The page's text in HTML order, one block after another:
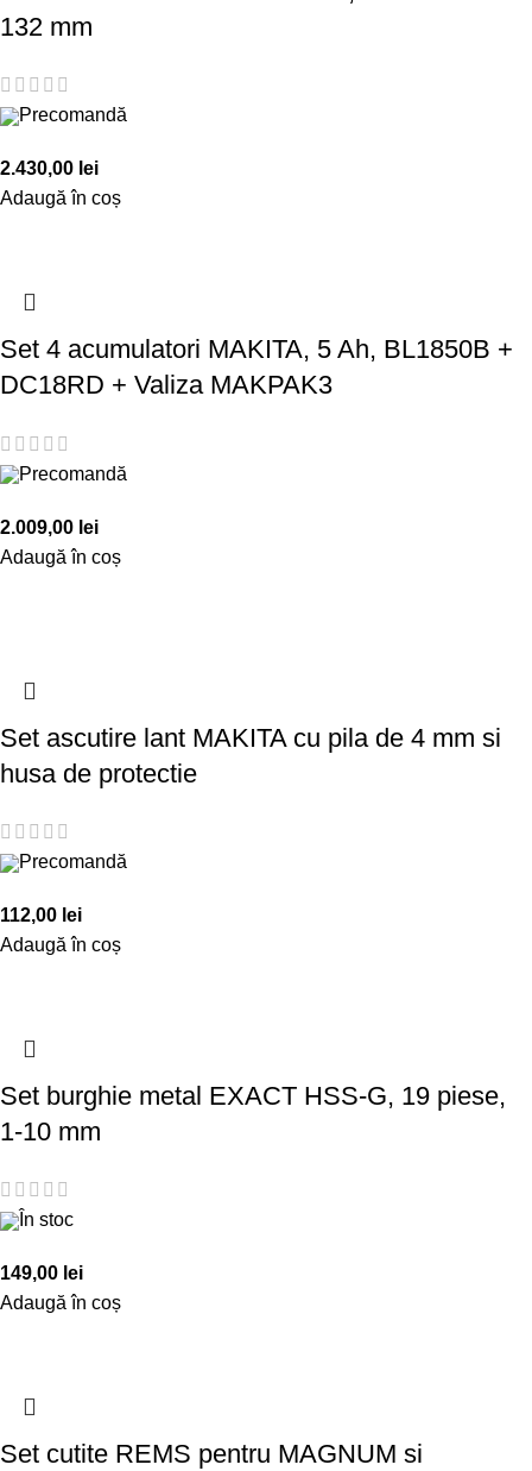
132 mm
Precomandă
2.430,00 lei
Adaugă în coș
Set 4 acumulatori MAKITA, 5 Ah, BL1850B +
DC18RD + Valiza MAKPAK3
Precomandă
2.009,00 lei
Adaugă în coș
Set ascutire lant MAKITA cu pila de 4 mm si
husa de protectie
Precomandă
112,00 lei
Adaugă în coș
Set burghie metal EXACT HSS-G, 19 piese,
1-10 mm
În stoc
149,00 lei
Adaugă în coș
Set cutite REMS pentru MAGNUM si